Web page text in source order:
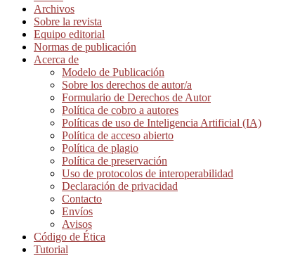
Archivos
Sobre la revista
Equipo editorial
Normas de publicación
Acerca de
Modelo de Publicación
Sobre los derechos de autor/a
Formulario de Derechos de Autor
Política de cobro a autores
Políticas de uso de Inteligencia Artificial (IA)
Política de acceso abierto
Política de plagio
Política de preservación
Uso de protocolos de interoperabilidad
Declaración de privacidad
Contacto
Envíos
Avisos
Código de Ética
Tutorial